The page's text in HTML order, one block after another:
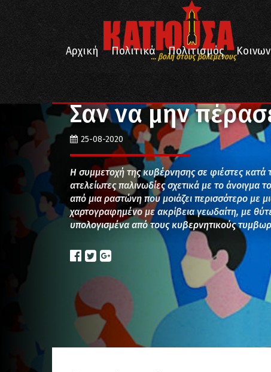
... βολή στους βολεμένους
Αρχική
Πολιτικά Πολιτισμός
Απόψεις
Σαν να μην
25-08-2020
Η συμμετοχή της κυβέρνησης σε φιέστες
ατελείωτες παλινωδίες σχετικά με το
από μια ραστώνη που μοιάζει περισσότερο με
χαρτογραφημένο με ακρίβεια γεωδαίτη, με
υπολογισμένα από τους κυβερνητικούς